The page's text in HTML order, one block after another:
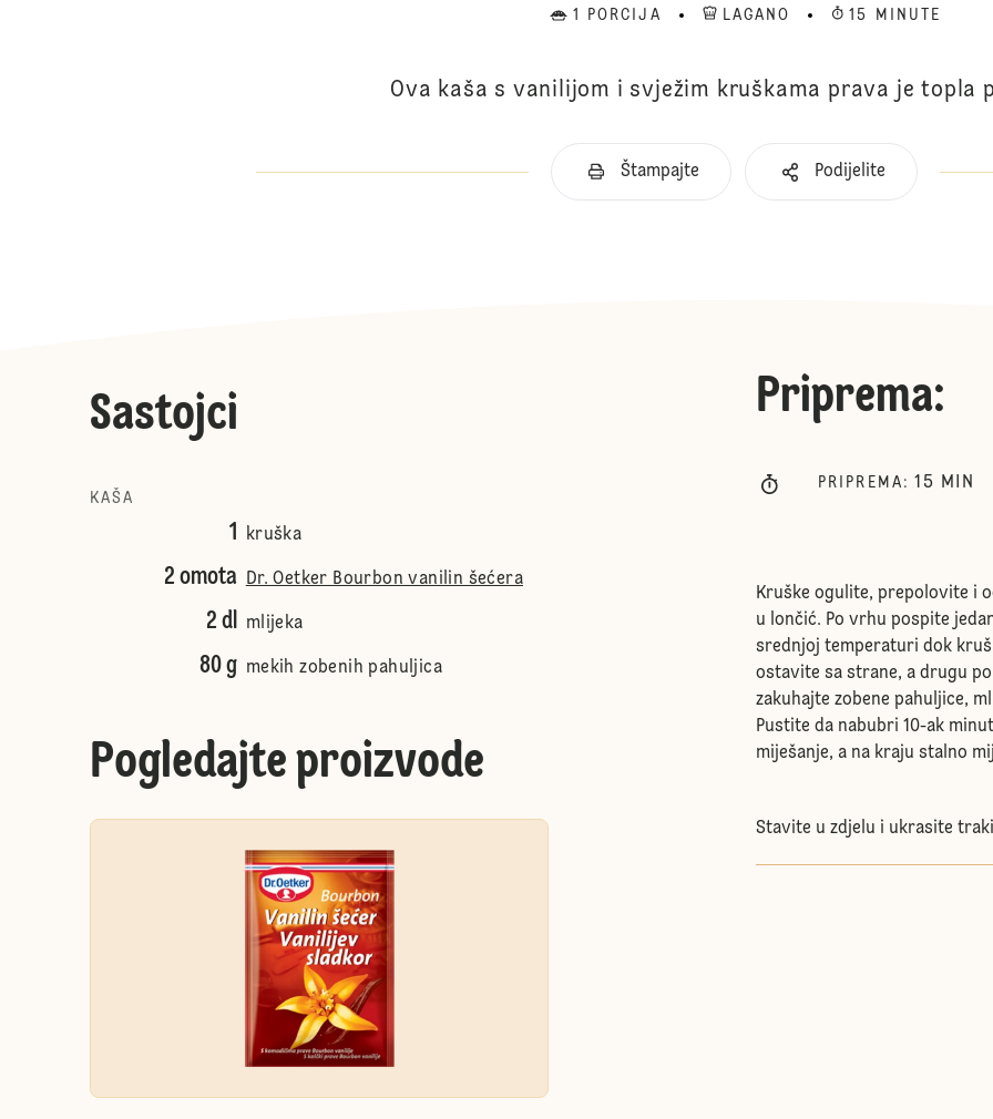
1 PORCIJA LAGANO 15 MINUTE
Ova kaša s vanilijom i svježim kruškama prava je topla
Štampajte Podijelite
Sastojci
KAŠA
1 kruška
2 omota Dr. Oetker Bourbon vanilin šećera
2 dl mlijeka
80 g mekih zobenih pahuljica
Pogledajte proizvode
Priprema:
PRIPREMA : 15 MIN
Kruške ogulite, prepolovite i
u lončić. Po vrhu pospite
srednjoj temperaturi dok
ostavite sa strane, a drugu
zakuhajte zobene pahuljice,
Pustite da nabubri 10-ak
miješanje, a na kraju stalno
Stavite u zdjelu i ukrasite